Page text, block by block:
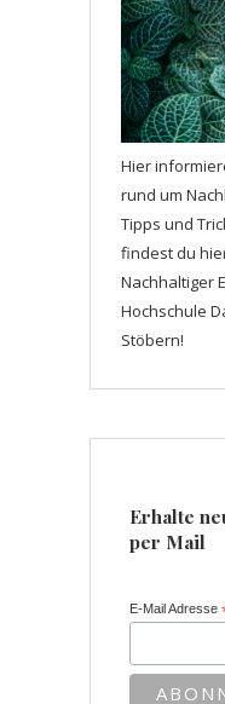
Hier
rund um
Tipps und
findest du
Nachhaltiger
Hochschule
Stöbern!
Erhalte
per Mail
E-Mail Adresse